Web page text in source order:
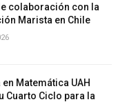
colaboración con la
Marista en Chile
Matemática UAH
Cuarto Ciclo para la